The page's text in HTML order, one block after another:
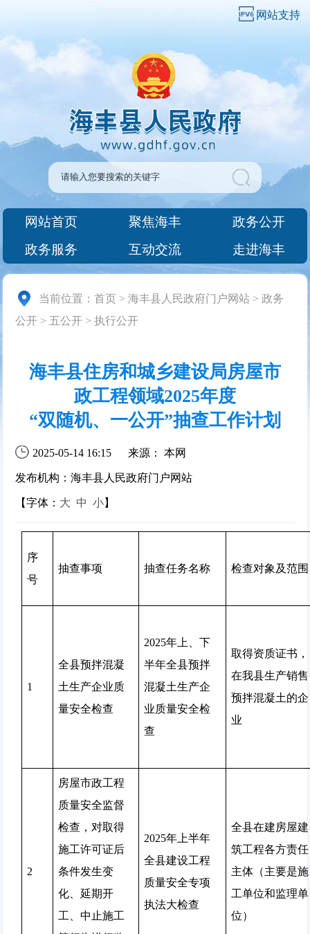
网站支持
网站首页 聚焦海丰
政务公开
政务服务
互动交流 走进海丰
当前位置：首页 >海丰县人民政府门户网站 >政务
公开 > 五公开 >执行公开
海丰县住房和城乡建设局房屋市
政工程领域2025年度
“双随机、一公开”抽查工作计划
2025-05-14 16:15 来源： 本网
发布机构：海丰县人民政府门户网站
【字体： 大 中 小】
序
号
抽查事项 抽查任务名称 检查对象及范围
1
全县预拌混凝
土生产企业质
量安全检查
2025年上、下
半年全县预拌
混凝土生产企
业质量安全检
查
取得资质证书，
在我县生产销售
预拌混凝土的企
业
2
房屋市政工程
质量安全监督
检查，对取得
施工许可证后
条件发生变
化、延期开
工、中止施工
2025年上半年
全县建设工程
质量安全专项
执法大检查
全县在建房屋建
筑工程各方责任
主体（主要是施
工单位和监理单
位）